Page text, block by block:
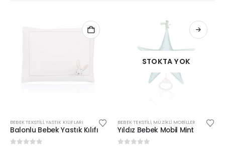
BEBEK TEKSTILI,YASTIK KILIFLARI
Balonlu Bebek Yastık Kılıfı
STOKTA YOK
BEBEK TEKSTILI, MÜZIKLI MOBILLER
Yıldız Bebek Mobil Mint